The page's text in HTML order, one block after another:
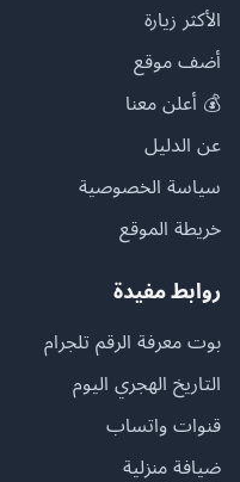
الأكثر زيارة
أضف موقع
💰 أعلن معنا
عن الدليل
سياسة الخصوصية
خريطة الموقع
روابط مفيدة
بوت معرفة الرقم تلجرام
التاريخ الهجري اليوم
قنوات واتساب
ضيافة منزلية